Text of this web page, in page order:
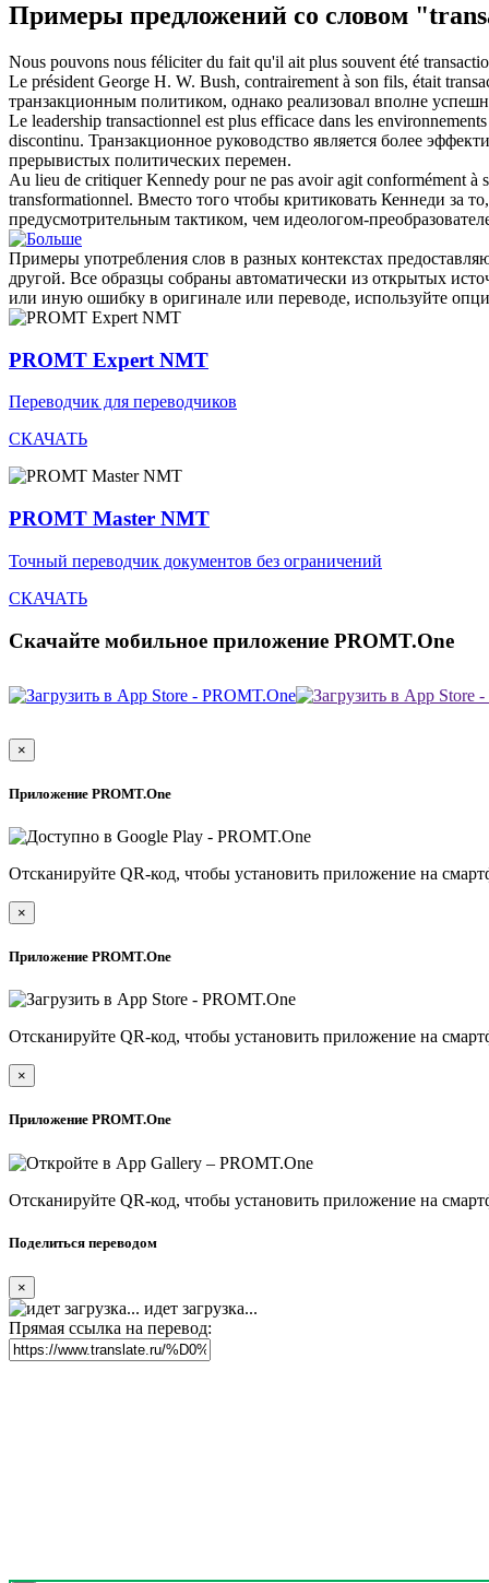
Примеры предложений со словом
Nous pouvons nous féliciter du fait qu'il ait plus souvent été
Le président George H. W. Bush, contrairement à son fils, était
транзакционным политиком, однако реализовал вполне
Le leadership transactionnel est plus efficace dans les
discontinu. Транзакционное руководство является более
прерывистых политических перемен.
Au lieu de critiquer Kennedy pour ne pas avoir agit conformément à
transformationnel. Вместо того чтобы критиковать Кеннеди за
предусмотрительным тактиком, чем идеологом-
Примеры употребления слов в разных контекстах
другой. Все образцы собраны автоматически из открытых
или иную ошибку в оригинале или переводе, используйте
PROMT Expert NMT
Переводчик для переводчиков
СКАЧАТЬ
PROMT Master NMT
Точный переводчик документов без ограничений
СКАЧАТЬ
Скачайте мобильное приложение PROMT.One
×
Приложение PROMT.One
Отсканируйте QR-код, чтобы установить приложение на
×
Приложение PROMT.One
Отсканируйте QR-код, чтобы установить приложение на
×
Приложение PROMT.One
Отсканируйте QR-код, чтобы установить приложение на
Поделиться переводом
×
идет загрузка...
Прямая ссылка на перевод: